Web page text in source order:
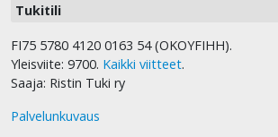
Tukitili
FI75 5780 4120 0163 54 (OKOYFIHH).
Yleisviite: 9700. Kaikki viitteet.
Saaja: Ristin Tuki ry
Palvelunkuvaus